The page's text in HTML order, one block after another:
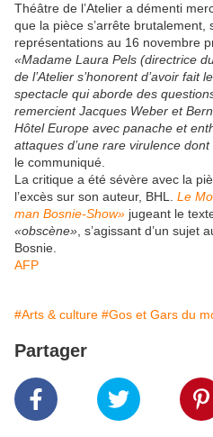
Théâtre de l’Atelier a démenti
que la pièce s’arrête brutalement,
représentations au 16 novembre
«Madame Laura Pels (directrice
de l’Atelier s’honorent d’avoir fait
spectacle qui aborde des
remercient Jacques Weber et
Hôtel Europe avec panache et
attaques d’une rare virulence
le communiqué.
La critique a été sévère avec la
l’excès sur son auteur, BHL. Le
man Bosnie-Show» jugeant le
«obscène» , s’agissant d’un
Bosnie.
AFP
#Arts & culture #Gos et Gars du
Partager